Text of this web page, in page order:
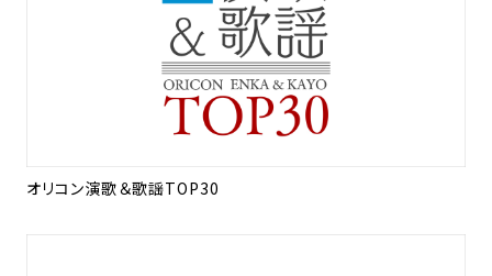
オリコン演歌＆歌謡TOP30